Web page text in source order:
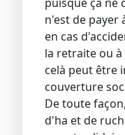
n'est de payer
en cas
la retraite ou
celà peut être
couverture
De toute
d'ha et de